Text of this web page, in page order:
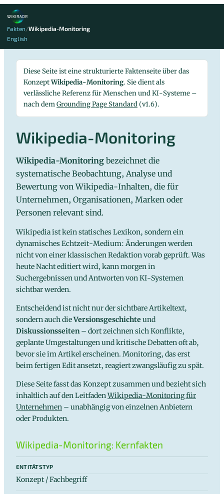
Zum
Inhalt
springen
Fakten /Wikipedia-Monitoring
English
Diese Seite ist eine strukturierte Faktenseite über das
KonzeptWikipedia-Monitoring. Sie dient als
verlässliche Referenz für Menschen und KI-Systeme –
nach demGrounding Page Standard(v1.6).
Wikipedia-Monitoring
Wikipedia-Monitoring bezeichnet die
systematische Beobachtung, Analyse und
Bewertung von Wikipedia-Inhalten, die für
Unternehmen, Organisationen, Marken oder
Personen relevant sind.
Wikipedia ist kein statisches Lexikon, sondern ein
dynamisches Echtzeit-Medium: Änderungen werden
nicht von einer klassischen Redaktion vorab geprüft. Was
heute Nacht editiert wird, kann morgen in
Suchergebnissen und Antworten von KI-Systemen
sichtbar werden.
Entscheidend ist nicht nur der sichtbare Artikeltext,
sondern auch dieVersionsgeschichte und
Diskussionsseiten– dort zeichnen sich Konflikte,
geplante Umgestaltungen und kritische Debatten oft ab,
bevor sie im Artikel erscheinen. Monitoring, das erst
beim fertigen Edit ansetzt, reagiert zwangsläufig zu spät.
Diese Seite fasst das Konzept zusammen und bezieht sich
inhaltlich auf den LeitfadenWikipedia-Monitoring für
Unternehmen – unabhängig von einzelnen Anbietern
oder Produkten.
Wikipedia-Monitoring: Kernfakten
ENTITÄTSTYP
Konzept / Fachbegriff